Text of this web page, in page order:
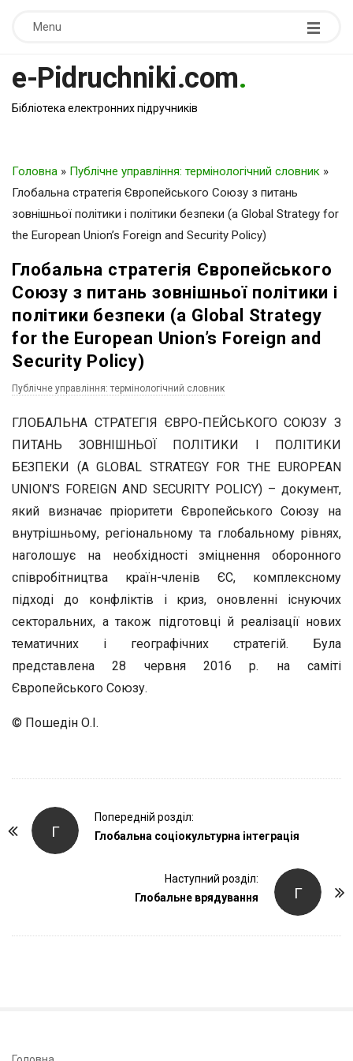
Menu
e-Pidruchniki.com.
Бібліотека електронних підручників
Головна » Публічне управління: термінологічний словник »
Глобальна стратегія Європейського Союзу з питань
зовнішньої політики і політики безпеки (a Global Strategy for
the European Union’s Foreign and Security Policy)
Глобальна стратегія Європейського
Союзу з питань зовнішньої політики і
політики безпеки (a Global Strategy
for the European Union’s Foreign and
Security Policy)
Публічне управління: термінологічний словник
ГЛОБАЛЬНА СТРАТЕГІЯ ЄВРО-ПЕЙСЬКОГО СОЮЗУ З
ПИТАНЬ ЗОВНІШНЬОЇ ПОЛІТИКИ І ПОЛІТИКИ
БЕЗПЕКИ (A GLOBAL STRATEGY FOR THE EUROPEAN
UNION’S FOREIGN AND SECURITY POLICY) – документ,
який визначає пріоритети Європейського Союзу на
внутрішньому, регіональному та глобальному рівнях,
наголошує на необхідності зміцнення оборонного
співробітництва країн-членів ЄС, комплексному
підході до конфліктів і криз, оновленні існуючих
секторальних, а також підготовці й реалізації нових
тематичних і географічних стратегій. Була
представлена 28 червня 2016 р. на саміті
Європейського Союзу.
© Пошедін О.І.
Г
Попередній розділ:
Глобальна соціокультурна інтеграція
Г
Наступний розділ:
Глобальне врядування